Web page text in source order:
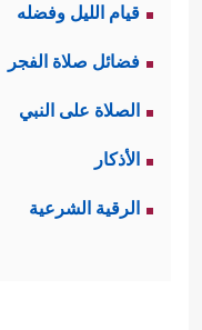
قيام الليل وفضله
فضائل صلاة الفجر
الصلاة على النبي
الأذكار
الرقية الشرعية